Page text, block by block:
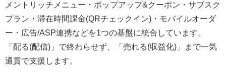
メントリッチメニュー・ポップアップ&クーポン・サブスク
プラン・滞在時間課金(QRチェックイン)・モバイルオーダ
ー・広告/ASP連携などを1つの基盤に統合しています。
「配る(配信)」で終わらせず、「売れる(収益化)」まで一気
通貫で支援します。